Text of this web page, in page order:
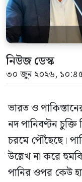
নিউজ ডেস্ক
৩০ জুন ২০২৬,
ভারত ও
নদ পানিবণ্টন
চরমে পৌঁছেছে।
উল্লেখ না করে
পানির ওপর কেউ